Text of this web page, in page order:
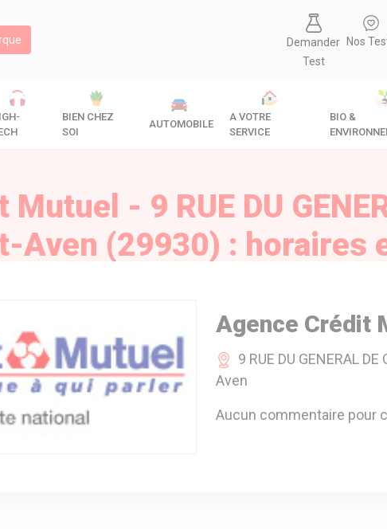
Demander
Test
Nos
BIEN CHEZ
SOI
AUTOMOBILE
A VOTRE
SERVICE
BIO &
- 9 RUE DU
Aven (29930) : horaires
Agence Crédit
9 RUE DU GENERAL
Aven
Aucun commentaire pour